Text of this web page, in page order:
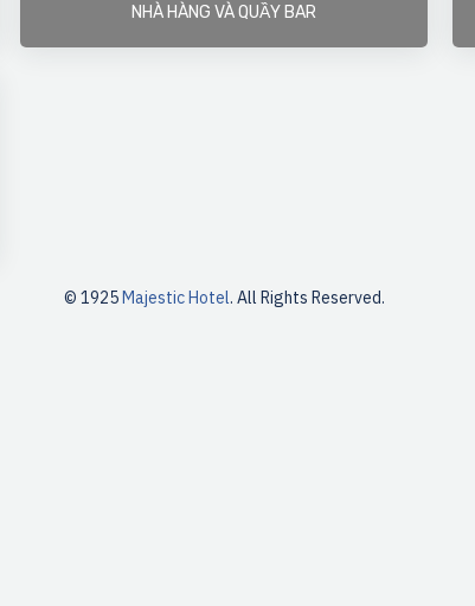
NHÀ HÀNG VÀ QUẦY BAR
© 1925Majestic Hotel. All Rights Reserved.